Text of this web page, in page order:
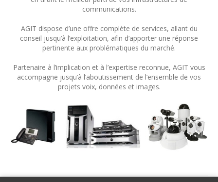
communications.
AGIT dispose d’une offre complète de services, allant du
conseil jusqu’à l’exploitation, afin d’apporter une réponse
pertinente aux problématiques du marché.
Partenaire à l’implication et à l’expertise reconnue, AGIT vous
accompagne jusqu’à l’aboutissement de l’ensemble de vos
projets voix, données et images.